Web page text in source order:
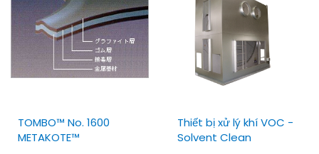
TOMBO™ No. 1600
METAKOTE™
Thiết bị xử lý khí VOC -
Solvent Clean